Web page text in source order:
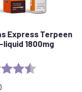
Express Terpeen
liquid 1800mg